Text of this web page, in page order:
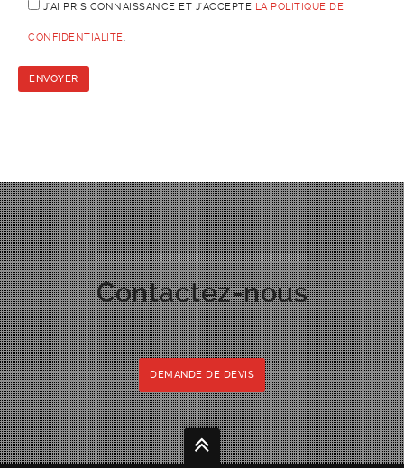
J'AI PRIS CONNAISSANCE ET J'ACCEPTE LA POLITIQUE DE
CONFIDENTIALITÉ.
Contactez-nous
DEMANDE DE DEVIS